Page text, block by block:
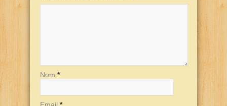
Nom *